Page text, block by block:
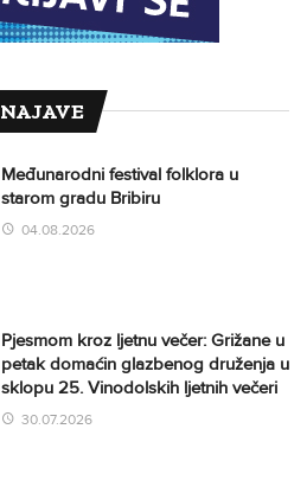
NAJAVE
Međunarodni festival folklora u
starom gradu Bribiru
04.08.2026
Pjesmom kroz ljetnu večer: Grižane u
petak domaćin glazbenog druženja u
sklopu 25. Vinodolskih ljetnih večeri
30.07.2026